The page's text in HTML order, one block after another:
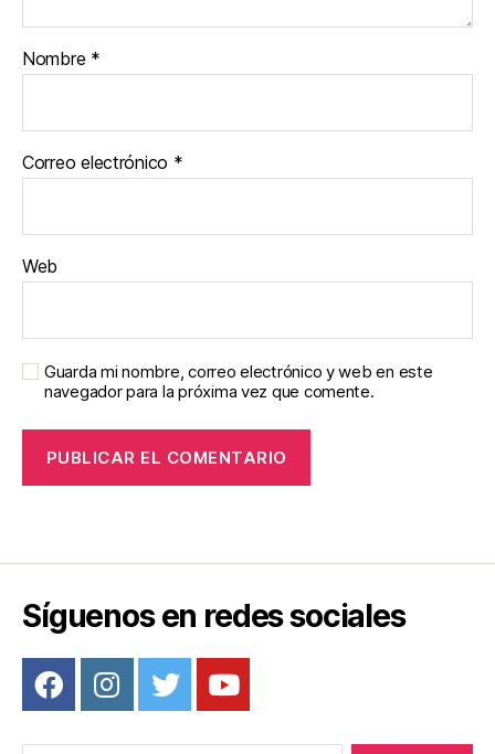
Nombre *
Correo electrónico *
Web
Guarda mi nombre, correo electrónico y web en este
navegador para la próxima vez que comente.
Síguenos en redes sociales